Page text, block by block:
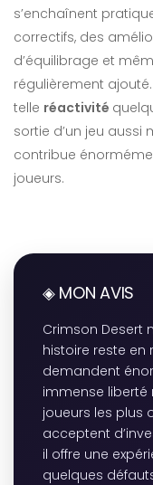
s’enchaînent
correctifs, des
d’équilibrage et
régulièrement
telle réactivité
sortie d’un jeu
contribue
joueurs.
◈ MON AVIS
Crimson Desert
histoire reste en
demandent
immense liberté
joueurs les plus
acceptent
il offre une
quelques